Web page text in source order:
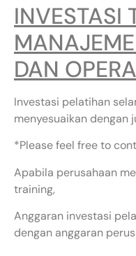
INVESTASI
DAN
Investasi pelatihan
menyesuaikan dengan
*Please feel free to
Apabila perusahaan
training,
Anggaran investasi
dengan anggaran